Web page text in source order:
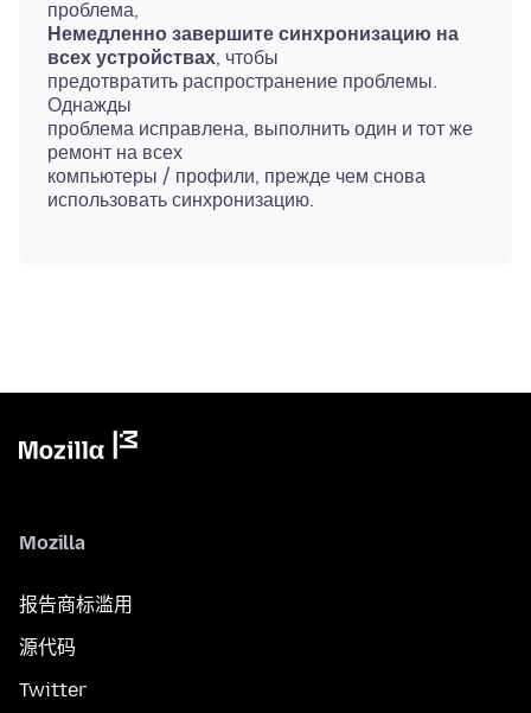
Немедленно завершите синхронизацию на
всех устройствах, чтобы
предотвратить распространение проблемы.
Однажды
проблема исправлена, выполнить один и тот же
ремонт на всех
компьютеры / профили, прежде чем снова
Mozilla
报告商标滥用
源代码
Twitter